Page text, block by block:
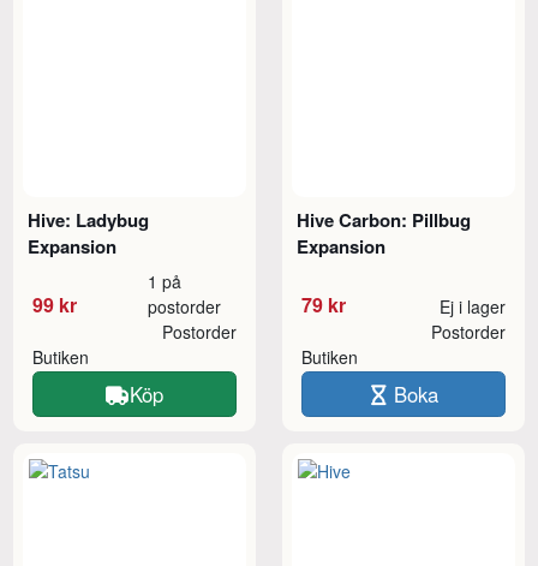
Hive: Ladybug
Expansion
99 kr
1 på
postorder
Butiken
Postorder
Köp
Hive Carbon: Pillbug
Expansion
79 kr Ej i lager
Butiken
Postorder
Boka